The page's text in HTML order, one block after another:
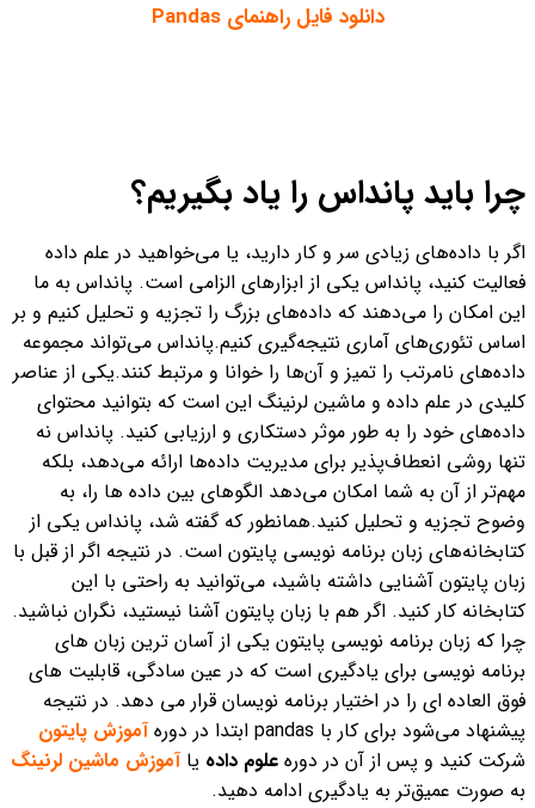
دانلود فایل راهنمای Pandas
چرا باید پانداس را یاد بگیریم؟
اگر با داده‌های زیادی سر و کار دارید، یا می‌خواهید در علم داده
فعالیت کنید، پانداس یکی از ابزارهای الزامی است. پانداس به ما
این امکان را می‌دهند که داده‌های بزرگ را تجزیه و تحلیل کنیم و بر
اساس تئوری‌های آماری نتیجه‌گیری کنیم.پانداس می‌تواند مجموعه
داده‌های نامرتب را تمیز و آن‌ها را خوانا و مرتبط کنند.یکی از عناصر
کلیدی در علم داده و ماشین لرنینگ این است که بتوانید محتوای
داده‌های خود را به طور موثر دستکاری و ارزیابی کنید. پانداس نه
تنها روشی انعطاف‌پذیر برای مدیریت داده‌ها ارائه می‌دهد، بلکه
مهم‌تر از آن به شما امکان می‌دهد الگوهای بین داده ها را، به
وضوح تجزیه و تحلیل کنید.همانطور که گفته شد، پانداس یکی از
کتابخانه‌های زبان برنامه نویسی پایتون است. در نتیجه اگر از قبل با
زبان پایتون آشنایی داشته باشید، می‌توانید به راحتی با این
کتابخانه کار کنید. اگر هم با زبان پایتون آشنا نیستید، نگران نباشید.
چرا که زبان برنامه نویسی پایتون یکی از آسان ترین زبان های
برنامه نویسی برای یادگیری است که در عین سادگی، قابلیت های
فوق العاده ای را در اختیار برنامه نویسان قرار می دهد. در نتیجه
پیشنهاد می‌شود برای کار با pandas ابتدا در دوره
آموزش پایتون
شرکت کنید و پس از آن در دوره علوم داده یاآموزش ماشین لرنینگ
به صورت عمیق‌تر به یادگیری ادامه دهید.